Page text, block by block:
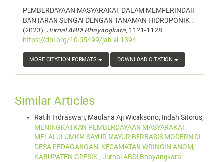
PEMBERDAYAAN MASYARAKAT DALAM MEMPERINDAH
BANTARAN SUNGAI DENGAN TANAMAN HIDROPONIK .
(2023). Jurnal ABDI Bhayangkara, 1121-1128.
https://doi.org/10.55499/jab.vi.1394
MORE CITATION FORMATS DOWNLOAD CITATION
Similar Articles
Ratih Indraswari, Maulana Aji Wicaksono, Indah Sitorus,
MENINGKATKAN PEMBERDAYAAN MASYARAKAT
MELALUI UMKM SAYUR MAYUR BERBASIS MODERN DI
DESA PEDAGANGAN, KECAMATAN WRINGIN ANOM,
KABUPATEN GRESIK, Jurnal ABDI Bhayangkara: